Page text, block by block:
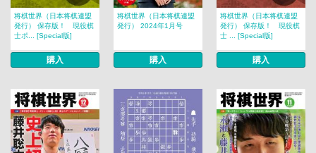
将棋世界（日本将棋連盟
発行） 保存版！ 現役棋
士ポ... [Special版]
購入
将棋世界（日本将棋連盟
発行） 2024年1月号
購入
将棋世界（日本将棋連盟
発行） 保存版！ 現役棋
士 ... [Special版]
購入